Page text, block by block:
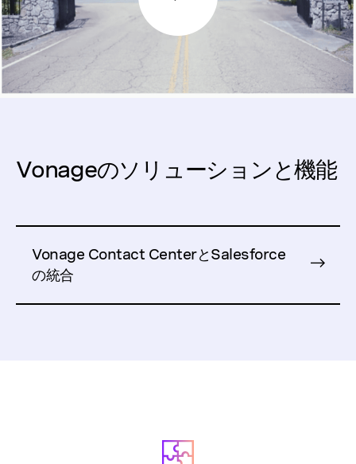
Vonageのソリューションと機能
Vonage Contact CenterとSalesforce
の統合